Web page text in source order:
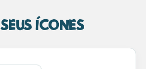
Ícones
Made in